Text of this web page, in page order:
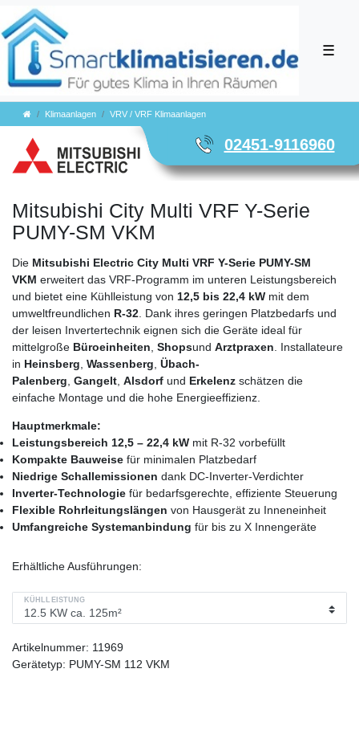
☰
Klimaanlagen VRV / VRF Klimaanlagen
02451-9116960
Mitsubishi City Multi VRF Y-Serie
PUMY-SM VKM
Die Mitsubishi Electric City Multi VRF Y-Serie PUMY-SM
VKM erweitert das VRF-Programm im unteren Leistungsbereich
und bietet eine Kühlleistung von 12,5 bis 22,4 kW mit dem
umweltfreundlichen R-32 . Dank ihres geringen Platzbedarfs und
der leisen Invertertechnik eignen sich die Geräte ideal für
mittelgroße Büroeinheiten Shopsund Arztpraxen . Installateure
in Heinsberg Wassenberg Übach-
Palenberg Gangelt Alsdorf und Erkelenz schätzen die
einfache Montage und die hohe Energieeffizienz.
Hauptmerkmale:
Leistungsbereich 12,5 – 22,4 kW mit R-32 vorbefüllt
Kompakte Bauweise für minimalen Platzbedarf
Niedrige Schallemissionen dank DC-Inverter-Verdichter
Inverter-Technologie für bedarfsgerechte, effiziente Steuerung
Flexible Rohrleitungs­längen von Hausgerät zu Inneneinheit
Umfangreiche Systemanbindung für bis zu X Innengeräte
Erhältliche Ausführungen:
KÜHLLEISTUNG
Artikelnummer: 11969
Gerätetyp: PUMY-SM 112 VKM